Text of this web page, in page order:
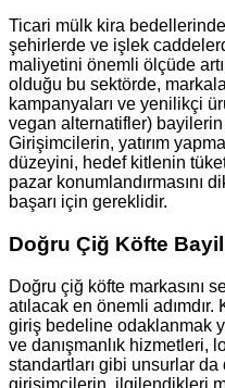
Ticari mülk kira
şehirlerde ve işlek
maliyetini önemli ölçüde
olduğu bu sektörde,
kampanyaları ve yenilikçi
vegan alternatifler)
Girişimcilerin, yatırım
düzeyini, hedef kitlenin
pazar konumlandırmasını
başarı için gereklidir.
Doğru Çiğ Köfte
Doğru çiğ köfte markasını
atılacak en önemli
giriş bedeline odaklanmak
ve danışmanlık hizmetleri,
standartları gibi unsurlar
girişimcilerin, ilgilendikleri